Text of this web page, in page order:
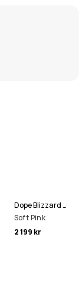
Dope Blizzard W Full Zip Snowboardjacka Kvinna
Soft Pink
2 199 kr